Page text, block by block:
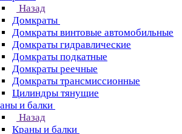
Назад
Домкраты
Домкраты винтовые автомобильные
Домкраты гидравлические
Домкраты подкатные
Домкраты реечные
Домкраты трансмиссионные
Цилиндры тянущие
и балки
Назад
Краны и балки